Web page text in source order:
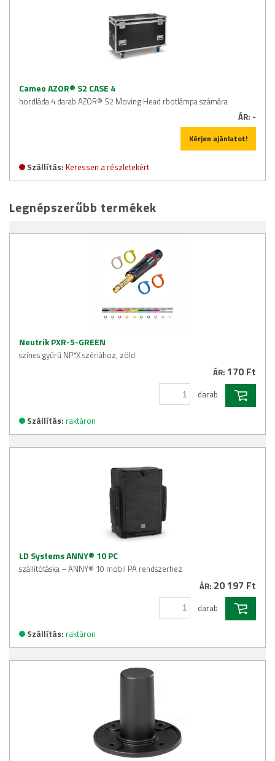
Cameo AZOR® S2 CASE 4
hordláda 4 darab AZOR® S2 Moving Head rbotlámpa számára
ÁR: -
Kérjen ajánlatot!
Szállítás: Keressen a részletekért
Legnépszerűbb termékek
Neutrik PXR-5-GREEN
színes gyűrű NP*X szériához, zöld
ÁR: 170 Ft
darab
Szállítás: raktáron
LD Systems ANNY® 10 PC
szállítótáska – ANNY® 10 mobil PA rendszerhez
ÁR: 20 197 Ft
darab
Szállítás: raktáron